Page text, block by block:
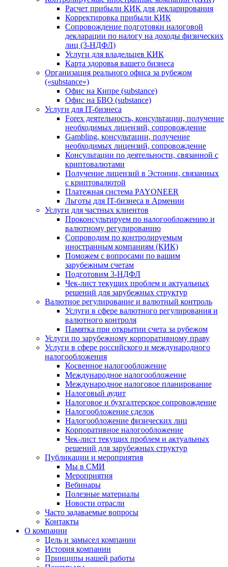
Расчет прибыли КИК для декларирования
Корректировка прибыли КИК
Сопровождение подготовки налоговой
декларации по налогу на доходы физических
лиц (3-НДФЛ)
Услуги для владельцев КИК
Карта здоровья вашего бизнеса
Организация реального офиса за рубежом
(«substance»)
Офис на Кипре (substance)
Офис на БВО (substance)
Услуги для IT-бизнеса
Forex деятельность, консультации, получение
необходимых лицензий, сопровождение
Gambling, консультации, получение
необходимых лицензий, сопровождение
Консультации по деятельности, связанной с
криптовалютами
Получение лицензий в Эстонии, связанных
с криптовалютой
Платежная система PAYONEER
Льготы для IT-бизнеса в Армении
Услуги для частных клиентов
Проконсультируем по налогообложению и
валютному регулированию
Сопроводим по контролируемым
иностранным компаниям (КИК)
Поможем с вопросами по вашим
зарубежным счетам
Подготовим 3-НДФЛ
Чек-лист текущих проблем и актуальных
решений для зарубежных структур
Валютное регулирование и валютный контроль
Услуги в сфере валютного регулирования и
валютного контроля
Памятка при открытии счета за рубежом
Услуги по зарубежному корпоративному праву
Услуги в сфере российского и международного
налогообложения
Косвенное налогообложение
Международное налогообложение
Международное налоговое планирование
Налоговый аудит
Налоговое и бухгалтерское сопровождение
Налогообложение сделок
Налогообложение физических лиц
Корпоративное налогообложение
Чек-лист текущих проблем и актуальных
решений для зарубежных структур
Публикации и мероприятия
Мы в СМИ
Мероприятия
Вебинары
Полезные материалы
Новости отрасли
Часто задаваемые вопросы
Контакты
О компании
Цель и замысел компании
История компании
Принципы нашей работы